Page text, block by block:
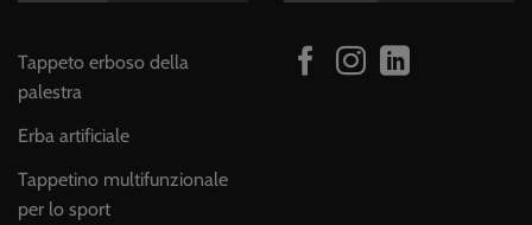
Tappeto erboso della
palestra
Erba artificiale
Tappetino multifunzionale
per lo sport